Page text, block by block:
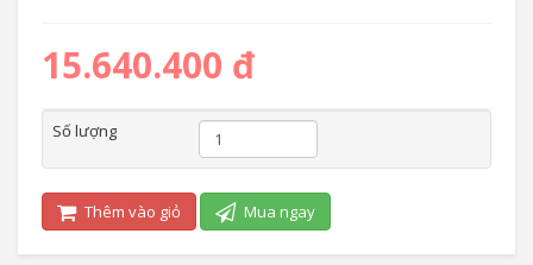
15.640.400 đ
Số lượng
Thêm vào giỏ Mua ngay